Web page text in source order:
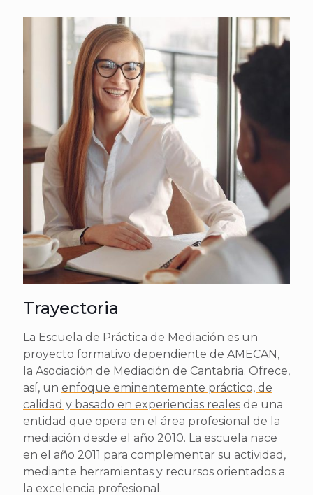
Trayectoria
La Escuela de Práctica de Mediación es un
proyecto formativo dependiente de AMECAN,
la Asociación de Mediación de Cantabria. Ofrece,
así, un enfoque eminentemente práctico, de
calidad y basado en experiencias reales de una
entidad que opera en el área profesional de la
mediación desde el año 2010. La escuela nace
en el año 2011 para complementar su actividad,
mediante herramientas y recursos orientados a
la excelencia profesional.